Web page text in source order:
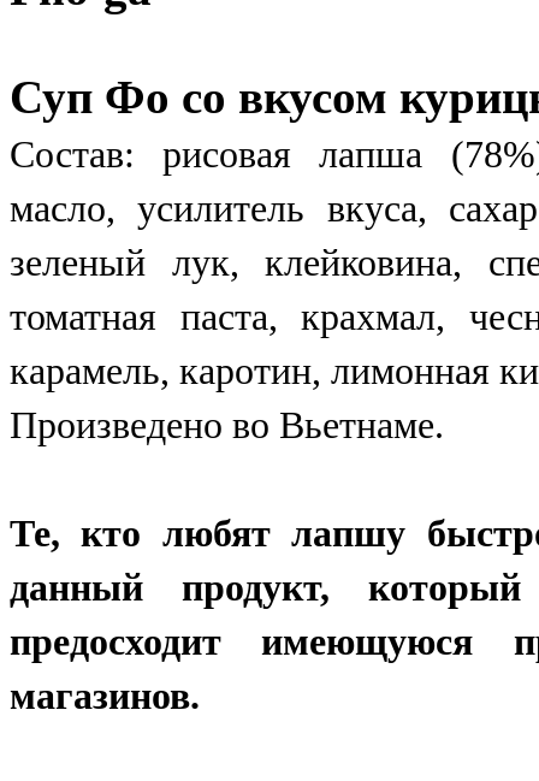
Суп Фо со вкусом
Состав: рисовая лапша
масло, усилитель вкуса,
зеленый лук, клейковина,
томатная паста, крахмал,
карамель, каротин, лимонная
Произведено во Вьетнаме.
Те, кто любят лапшу
данный продукт,
предосходит имеющуюся
магазинов.